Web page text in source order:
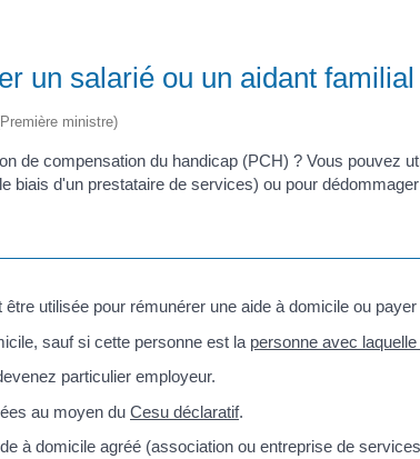
un salarié ou un aidant
ministre)
de compensation du handicap (PCH) ? Vous pouvez
biais d'un prestataire de services) ou pour
être utilisée pour rémunérer une aide à domicile ou
sauf si cette personne est la personne avec
particulier employeur.
au moyen du Cesu déclaratif.
à domicile agréé (association ou entreprise de